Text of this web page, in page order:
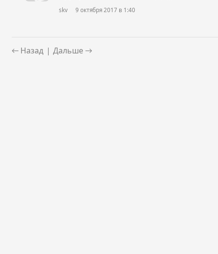
skv 9 октября 2017 в 1:40
← Назад | Дальше →